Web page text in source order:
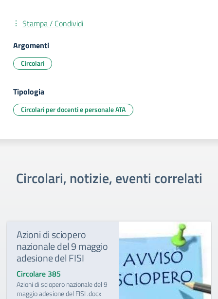
Stampa / Condividi
Argomenti
Circolari
Tipologia
Circolari per docenti e personale ATA
Circolari, notizie, eventi correlati
Azioni di sciopero
nazionale del 9 maggio
adesione del FISI
Circolare 385
Azioni di sciopero nazionale del 9
maggio adesione del FISI .docx